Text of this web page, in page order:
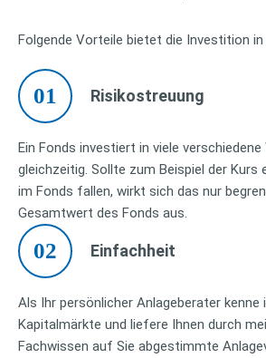
Folgende Vorteile bietet die Investition
01 Risikostreuung
Ein Fonds investiert in viele verschiedene
gleichzeitig. Sollte zum Beispiel der Kurs
im Fonds fallen, wirkt sich das nur
Gesamtwert des Fonds aus.
02 Einfachheit
Als Ihr persönlicher Anlageberater kenne
Kapitalmärkte und liefere Ihnen durch
Fachwissen auf Sie abgestimmte